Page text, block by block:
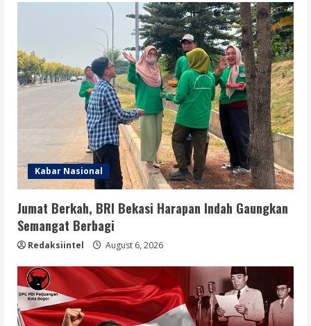
Kabar Nasional
Jumat Berkah, BRI Bekasi Harapan Indah Gaungkan
Semangat Berbagi
Redaksiintel August 6, 2026